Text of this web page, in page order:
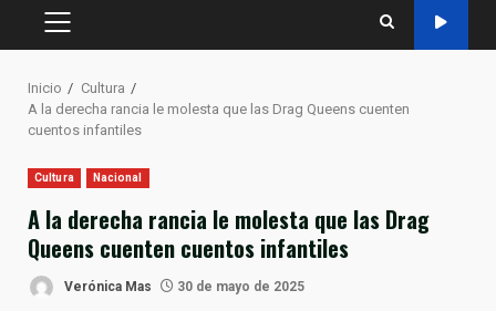
MENÚ
Inicio
Cultura
A la derecha rancia le molesta que las Drag Queens cuenten
cuentos infantiles
Cultura Nacional
A la derecha rancia le molesta que las Drag
Queens cuenten cuentos infantiles
Verónica Mas 30 de mayo de 2025